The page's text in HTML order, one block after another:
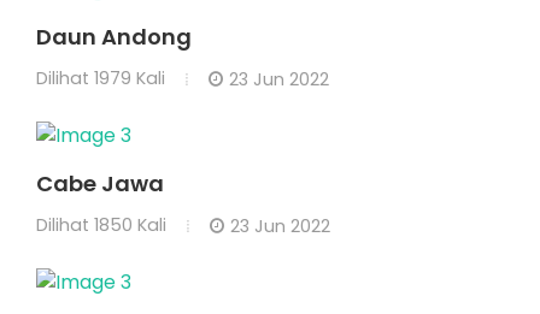
Daun Andong
Dilihat 1979 Kali 23 Jun 2022
Cabe Jawa
Dilihat 1850 Kali 23 Jun 2022